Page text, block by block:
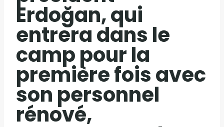
Erdoğan, qui
entrera dans le
camp pour la
première fois avec
son personnel
rénové,